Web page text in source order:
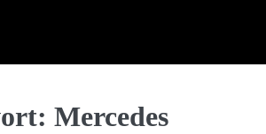
Mercedes